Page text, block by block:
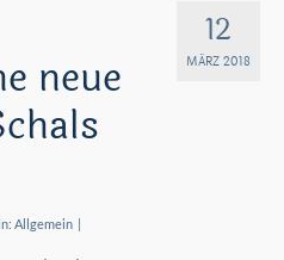
12
MÄRZ 2018
neue
Allgemein |